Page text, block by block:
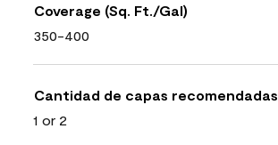
Coverage (Sq. Ft./Gal)
350-400
Cantidad de capas recomendadas
1 or 2